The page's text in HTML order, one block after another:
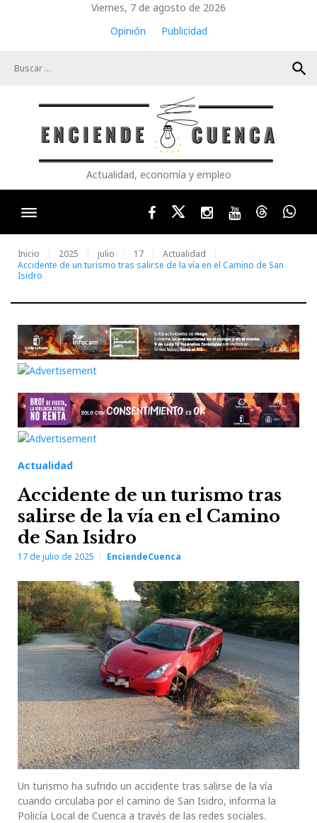
Viernes, 7 de agosto de 2026
Opinión
Publicidad
search
Actualidad, economía y empleo
FacebookTwitterInstagram
YoutubeThreads
Inicio 2025 julio 17
Actualidad
Accidente de un turismo tras salirse de la vía en el Camino de San
Isidro
Actualidad
Accidente de un turismo tras
salirse de la vía en el Camino
de San Isidro
17 de julio de 2025 EnciendeCuenca
Un turismo ha sufrido un accidente tras salirse de la vía
cuando circulaba por el camino de San Isidro, informa la
Policía Local de Cuenca a través de las redes sociales.